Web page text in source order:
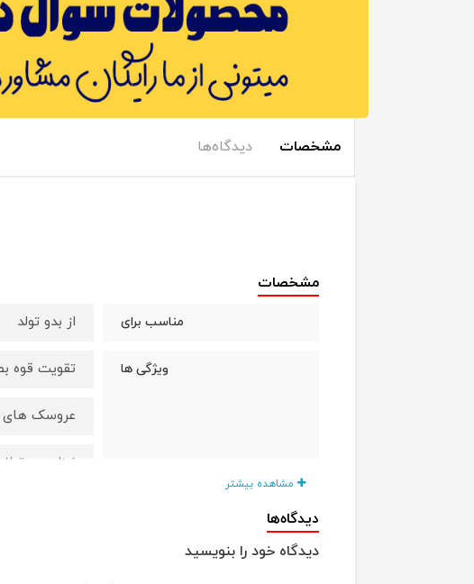
مشخصات دیدگاه‌ها
مشخصات
مناسب برای از بدو تولد
ویژگی ها تقویت قوه
عروسک های
نوزاد می
مشاهده بیشتر
دیدگاه‌ها
دیدگاه خود را بنویسید